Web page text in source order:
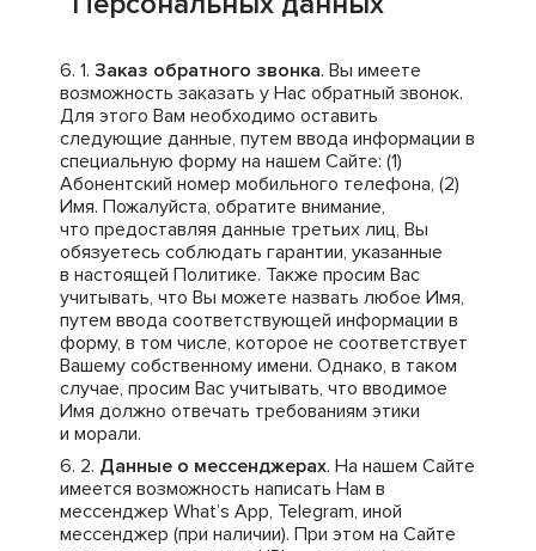
Заказ обратного звонка. Вы имеете
возможность заказать у Нас обратный звонок.
Для этого Вам необходимо оставить
следующие данные, путем ввода информации в
специальную форму на нашем Сайте: (1)
Абонентский номер мобильного телефона, (2)
Имя. Пожалуйста, обратите внимание,
что предоставляя данные третьих лиц, Вы
обязуетесь соблюдать гарантии, указанные
в настоящей Политике. Также просим Вас
учитывать, что Вы можете назвать любое Имя,
путем ввода соответствующей информации в
форму, в том числе, которое не соответствует
Вашему собственному имени. Однако, в таком
случае, просим Вас учитывать, что вводимое
Имя должно отвечать требованиям этики
и морали.
Данные о мессенджерах. На нашем Сайте
имеется возможность написать Нам в
мессенджер What’s App, Telegram, иной
мессенджер (при наличии). При этом на Сайте